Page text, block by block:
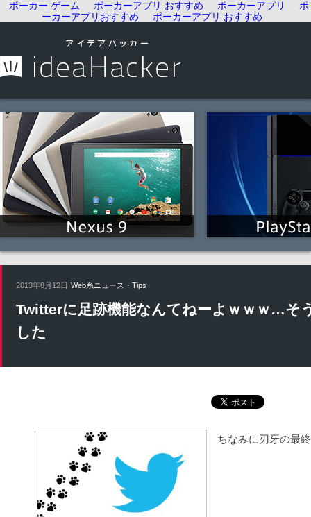
ポーカー ゲーム ポーカーアプリ おすすめ ポーカーアプリ
ポ
ーカーアプリおすすめ
ポーカーアプリ おすすめ
2013年8月12日 Web系ニュース・Tips
Twitterに足跡機能なんてねーよｗｗｗ…そ
した
ちなみに刃牙の最